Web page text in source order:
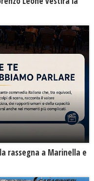
rassegna a Marinella e